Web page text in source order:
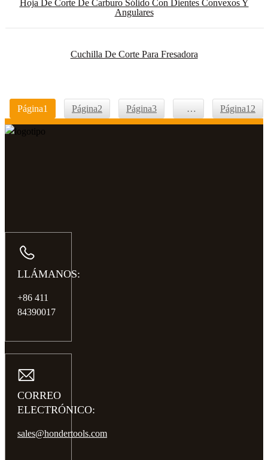
Hoja De Corte De Carburo Sólido Con Dientes Convexos Y
Angulares
Cuchilla De Corte Para Fresadora
Página1 Página2 Página3 … Página12
LLÁMANOS:
+86 411
84390017
CORREO
ELECTRÓNICO:
sales@hondertools.com